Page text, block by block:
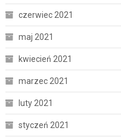
czerwiec 2021
maj 2021
kwiecień 2021
marzec 2021
luty 2021
styczeń 2021